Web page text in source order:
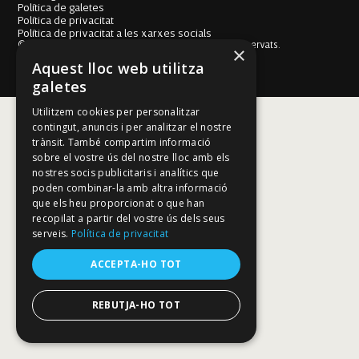
Política de galetes
Política de privacitat
Política de privacitat a les xarxes socials
© Fundació Mallorca Literària 2026. Tots els drets reservats.
Disseny i desenvolupament web BESTALDE STUDIO
×
Aquest lloc web utilitza
galetes
Utilitzem cookies per personalitzar
contingut, anuncis i per analitzar el nostre
trànsit. També compartim informació
sobre el vostre ús del nostre lloc amb els
nostres socis publicitaris i analítics que
poden combinar-la amb altra informació
que els heu proporcionat o que han
recopilat a partir del vostre ús dels seus
serveis. Política de privacitat
ACCEPTA-HO TOT
REBUTJA-HO TOT